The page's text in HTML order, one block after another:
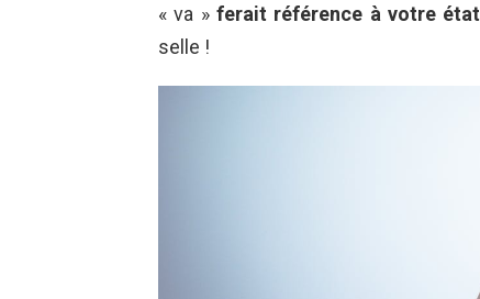
« va » ferait référence à votre état
selle !